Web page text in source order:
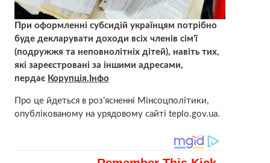
При оформленні субсидій українцям потрібно
буде декларувати доходи всіх членів сім’ї
(подружжя та неповнолітніх дітей), навіть тих,
які зареєстровані за іншими адресами,
пердає Корупція.Інфо
Про це йдеться в роз’ясненні Мінсоцполітики,
опублікованому на урядовому сайті teplo.gov.ua.